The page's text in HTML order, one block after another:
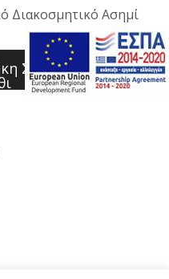
Διακοσμητικό Ασημί
Στο